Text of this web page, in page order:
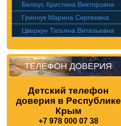
Белоус Кристина Викторовна
Гринчук Марина Сергеевна
Цверкун Татьяна Витальевна
ТЕЛЕФОН ДОВЕРИЯ
Детский телефон
доверия в Республике
Крым
+7 978 000 07 38